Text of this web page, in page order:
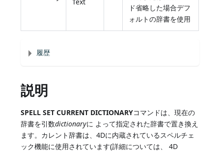
ド省略した場合デフ
ォルトの辞書を使用
履歴
説明
SPELL SET CURRENT DICTIONARYコマンドは、現在の
辞書を引数dictionaryに よって指定された辞書で置き換え
ます。カレント辞書は、4Dに内蔵されているスペルチェ
ック機能に使用されています(詳細については、 4D